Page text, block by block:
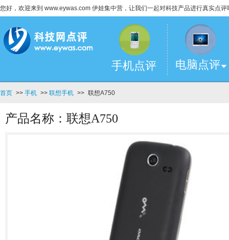
您好，欢迎来到 www.eywas.com 伊娃集中营，让我们一起对科技产品进行真实点评
手机点评 电脑点评
首页 >> 手机 >> 联想手机 >> 联想A750
产品名称：联想A750